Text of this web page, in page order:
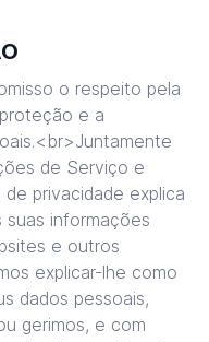
o respeito pela
e a
de Serviço e
privacidade explica
informações
e outros
explicar-lhe como
dados pessoais,
gerimos, e com